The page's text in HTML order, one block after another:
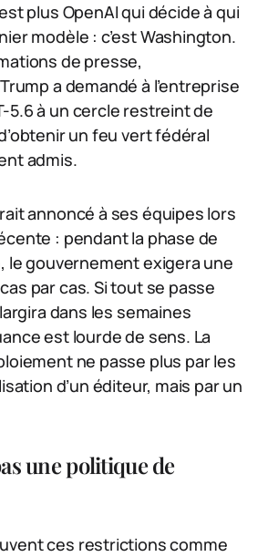
plus OpenAI qui décide à qui
modèle : c’est Washington.
de presse,
a demandé à l’entreprise
5.6 à un cercle restreint de
un feu vert fédéral
admis.
annoncé à ses équipes lors
: pendant la phase de
le gouvernement exigera une
par cas. Si tout se passe
dans les semaines
est lourde de sens. La
ne passe plus par les
d’un éditeur, mais par un
une politique de
ces restrictions comme